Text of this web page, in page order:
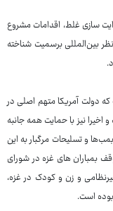
سازی غلط، اقدامات مشروع
بین‌المللی برسمیت شناخته
دولت آمریکا متهم اصلی در
نیز با حمایت همه جانبه
و تسلیحات مرگبار به این
بمباران های غزه در شورای
در کشتار وحشیانه بیش از ۱۵ هزار غیرنظامی و زن و کودک در غزه،
است.